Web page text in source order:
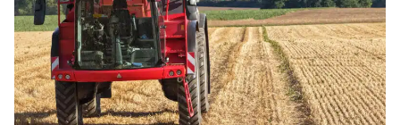
Do zbioru
Rolnictwo precyzyjne
Dealerzy
Ze świata techniki rolniczej